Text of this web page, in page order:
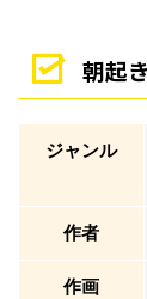
朝起
ジャンル
作者
作画